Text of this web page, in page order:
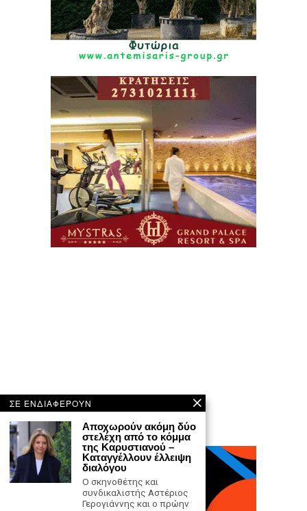
ΣΕ ΕΝΔΙΑΦΕΡΟΥΝ
Αποχωρούν ακόμη δύο
στελέχη από το κόμμα
της Καρυστιανού –
Καταγγέλλουν έλλειψη
διαλόγου
Ο σκηνοθέτης και
συνδικαλιστής Αστέριος
Γερογιάννης και ο πρώην